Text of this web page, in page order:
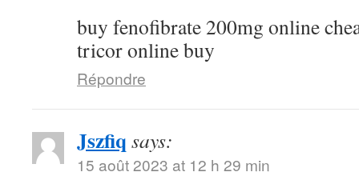
buy fenofibrate 200mg online
tricor online buy
Répondre
Jszfiq says:
15 août 2023 at 12 h 29 min